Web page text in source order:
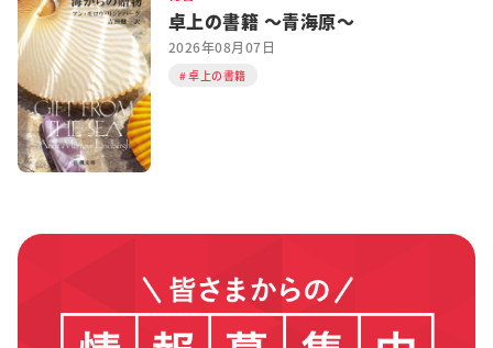
卓上の書籍 ～青海原～
2026年08月07日
卓上の書籍